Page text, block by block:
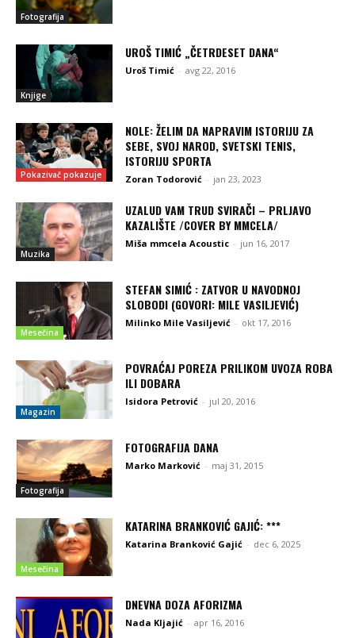
Fotografija
Knjige
UROŠ TIMIĆ „ČETRDESET DANA“
Uroš Timić - avg 22, 2016
Pokazivač pokazuje
NOLE: ŽELIM DA NAPRAVIM ISTORIJU ZA
SEBE, SVOJ NAROD, SVETSKI TENIS,
ISTORIJU SPORTA
Zoran Todorović - jan 23, 2023
Muzika
UZALUD VAM TRUD SVIRAČI – PRLJAVO
KAZALIŠTE /COVER BY MMCELA/
Miša mmcela Acoustic - jun 16, 2017
Mesečina
STEFAN SIMIĆ : ZATVOR U NAVODNOJ
SLOBODI (GOVORI: MILE VASILJEVIĆ)
Milinko Mile Vasiljević - okt 17, 2016
Magazin
POVRAĆAJ POREZA PRILIKOM UVOZA ROBA
ILI DOBARA
Isidora Petrović - jul 20, 2016
Fotografija
FOTOGRAFIJA DANA
Marko Marković - maj 31, 2015
Mesečina
KATARINA BRANKOVIĆ GAJIĆ: ***
Katarina Branković Gajić - dec 6, 2025
DNEVNA DOZA AFORIZMA
Nada Kljajić - apr 16, 2016